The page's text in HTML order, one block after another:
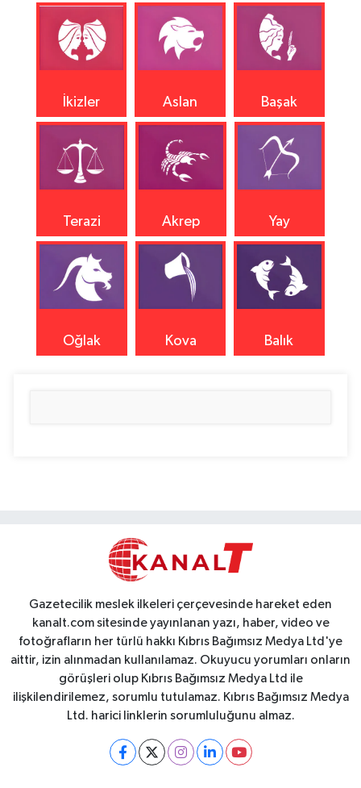
İkizler Aslan Başak
Terazi Akrep Yay
Oğlak Kova Balık
Gazetecilik meslek ilkeleri çerçevesinde hareket eden
kanalt.com sitesinde yayınlanan yazı, haber, video ve
fotoğrafların her türlü hakkı Kıbrıs Bağımsız Medya Ltd'ye
aittir, izin alınmadan kullanılamaz. Okuyucu yorumları onların
görüşleri olup Kıbrıs Bağımsız Medya Ltd ile
ilişkilendirilemez, sorumlu tutulamaz. Kıbrıs Bağımsız Medya
Ltd. harici linklerin sorumluluğunu almaz.